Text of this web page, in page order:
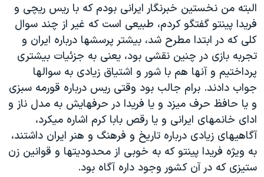
البته من نخستین خبرنگار ایرانی بودم که با ریس ریچی و
فریدا پینتو گفتگو کردم، طبیعی است که غیر از چند سوال
کلی که در ابتدا مطرح شد، بیشتر پرسشها درباره ایران و
تجربه بازی در چنین نقشی بود، یعنی به جزئیات بیشتری
پرداختیم و آنها هم با شور و اشتیاق زیادی به سوالها
جواب دادند. برام جالب بود وقتی ریس درباره قورمه سبزی
و یا حافظ حرف میزد و یا فریدا در حرفهایش به مدل ناز و
ادای خانمهای ایرانی و یا رقص بابا کرم اشاره میکرد،
آگاهیهای زیادی درباره تاریخ و فرهنگ و هنر ایران داشتند،
به ویژه فریدا پینتو که به خوبی از محدودیتها و قوانین زن
ستیزی که در آن کشور وجود داره آگاه بود.